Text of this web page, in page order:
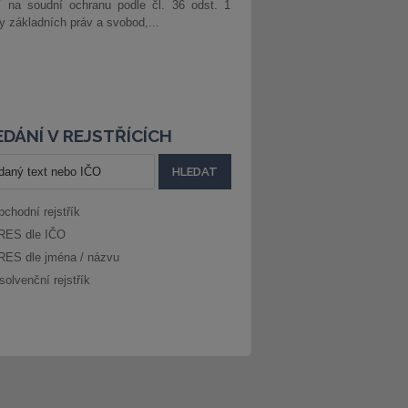
na soudní ochranu podle čl. 36 odst. 1
základních práv a svobod,...
V REJSTŘÍCÍCH
rejstřík
dle IČO
dle jména / názvu
rejstřík